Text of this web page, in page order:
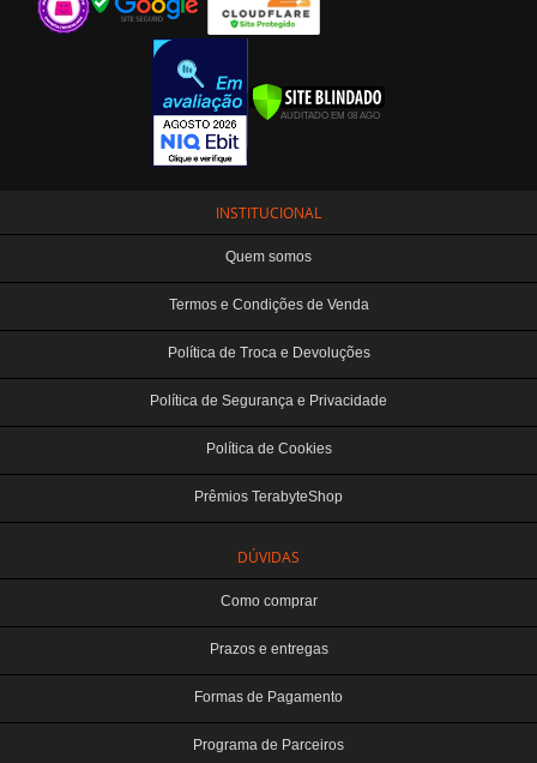
INSTITUCIONAL
Quem somos
Termos e Condições de Venda
Política de Troca e Devoluções
Política de Segurança e Privacidade
Política de Cookies
Prêmios TerabyteShop
DÚVIDAS
Como comprar
Prazos e entregas
Formas de Pagamento
Programa de Parceiros